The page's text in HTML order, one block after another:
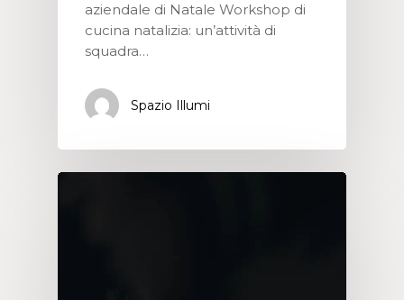
aziendale di Natale Workshop di
cucina natalizia: un’attività di
squadra…
Spazio Illumi